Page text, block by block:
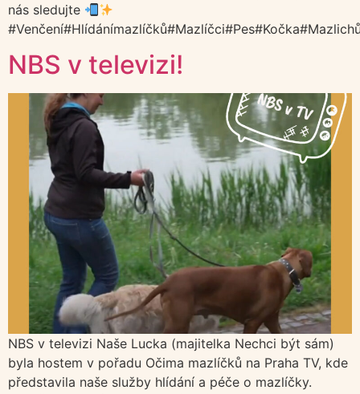
nás sledujte
NBS v televizi!
NBS v televizi Naše Lucka (majitelka Nechci být sám)
byla hostem v pořadu Očima mazlíčků na Praha TV, kde
představila naše služby hlídání a péče o mazlíčky.